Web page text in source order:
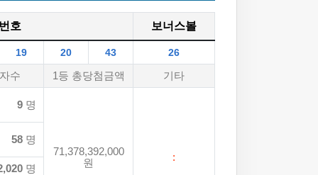
호 보너스볼
19 20 43 26
수 1등 총당첨금액 기타
9 명
71,378,392,000
원
:
58 명
명